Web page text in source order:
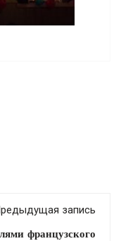
запись
французского